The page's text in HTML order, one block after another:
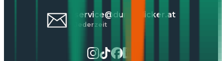
service@durchblicker.at
Jederzeit